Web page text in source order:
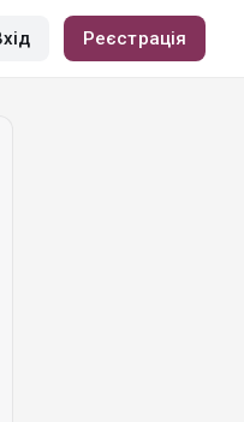
Реєстрація